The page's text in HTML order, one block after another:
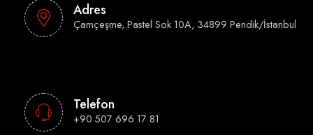
Adres
Çamçeşme, Pastel Sok 10A, 34899 Pendik/İstanbul
Telefon
+90 507 696 17 81